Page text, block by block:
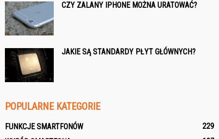
CZY ZALANY IPHONE MOŻNA URATOWAĆ?
JAKIE SĄ STANDARDY PŁYT GŁÓWNYCH?
POPULARNE KATEGORIE
FUNKCJE SMARTFONÓW
229